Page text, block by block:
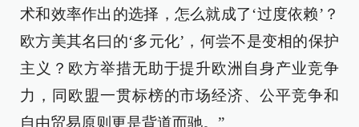
术和效率作出的选择，怎么就成了‘过度依赖’？
欧方美其名曰的‘多元化’，何尝不是变相的保护
主义？欧方举措无助于提升欧洲自身产业竞争
力，同欧盟一贯标榜的市场经济、公平竞争和
自由贸易原则更是背道而驰。”